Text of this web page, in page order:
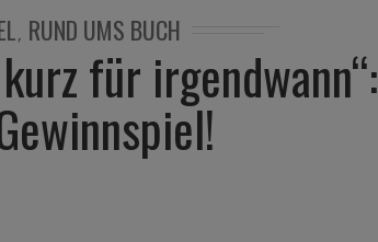
, RUND UMS BUCH
für irgendwann“: